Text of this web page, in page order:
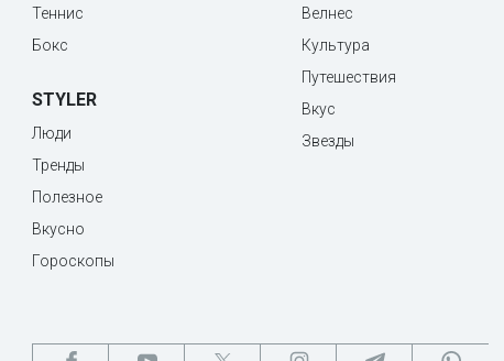
Теннис
Бокс
STYLER
Люди
Тренды
Полезное
Вкусно
Гороскопы
Велнес
Культура
Путешествия
Вкус
Звезды